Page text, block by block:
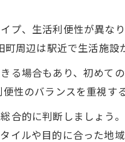
プ、生活利便性が異な
周辺は駅近で生活施設
る場合もあり、初めて
性のバランスを重視す
合的に判断しましょう
ルや目的に合った地